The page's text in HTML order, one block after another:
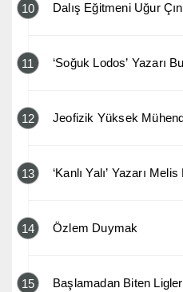
10 Dalış Eğitmeni Uğur
11 ‘Soğuk Lodos’ Yazarı
12 Jeofizik Yüksek
13 ‘Kanlı Yalı’ Yazarı
14 Özlem Duymak
15 Başlamadan Biten Ligler